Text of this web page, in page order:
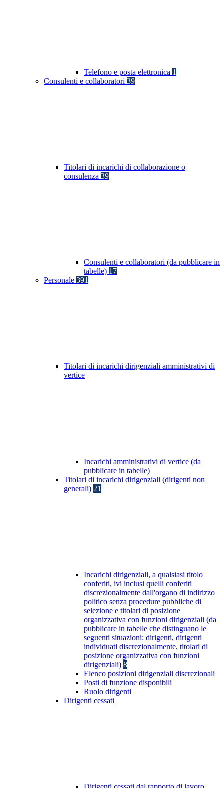
Telefono e posta elettronica 1
Consulenti e collaboratori 39
Titolari di incarichi di collaborazione o
consulenza 39
Consulenti e collaboratori (da pubblicare in
tabelle) 17
Personale 391
Titolari di incarichi dirigenziali amministrativi di
vertice
Incarichi amministrativi di vertice (da
pubblicare in tabelle)
Titolari di incarichi dirigenziali (dirigenti non
generali) 21
Incarichi dirigenziali, a qualsiasi titolo
conferiti, ivi inclusi quelli conferiti
discrezionalmente dall'organo di indirizzo
politico senza procedure pubbliche di
selezione e titolari di posizione
organizzativa con funzioni dirigenziali (da
pubblicare in tabelle che distinguano le
seguenti situazioni: dirigenti, dirigenti
individuati discrezionalmente, titolari di
posizione organizzativa con funzioni
dirigenziali) 8
Elenco posizioni dirigenziali discrezionali
Posti di funzione disponibili
Ruolo dirigenti
Dirigenti cessati